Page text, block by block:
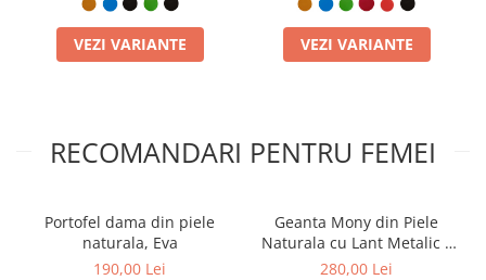
VEZI VARIANTE VEZI VARIANTE
RECOMANDARI PENTRU FEMEI
Portofel dama din piele
naturala, Eva
190,00 Lei
Geanta Mony din Piele
Naturala cu Lant Metalic –
Design Elegant
280,00 Lei